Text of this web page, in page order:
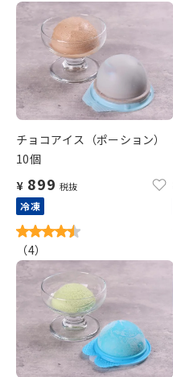
チョコアイス（ポーション）
10個
¥ 899 税抜
冷凍
（4）